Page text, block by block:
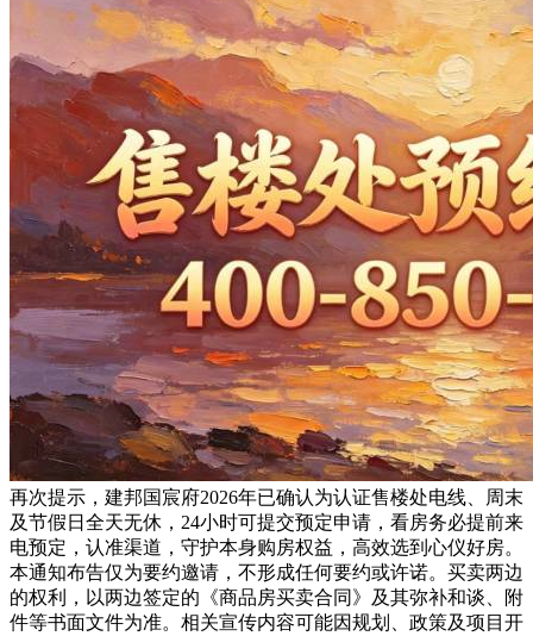
再次提示，建邦国宸府2026年已确认为认证售楼处电线、周末
及节假日全天无休，24小时可提交预定申请，看房务必提前来
电预定，认准渠道，守护本身购房权益，高效选到心仪好房。
本通知布告仅为要约邀请，不形成任何要约或许诺。买卖两边
的权利，以两边签定的《商品房买卖合同》及其弥补和谈、附
件等书面文件为准。相关宣传内容可能因规划、政策及项目开